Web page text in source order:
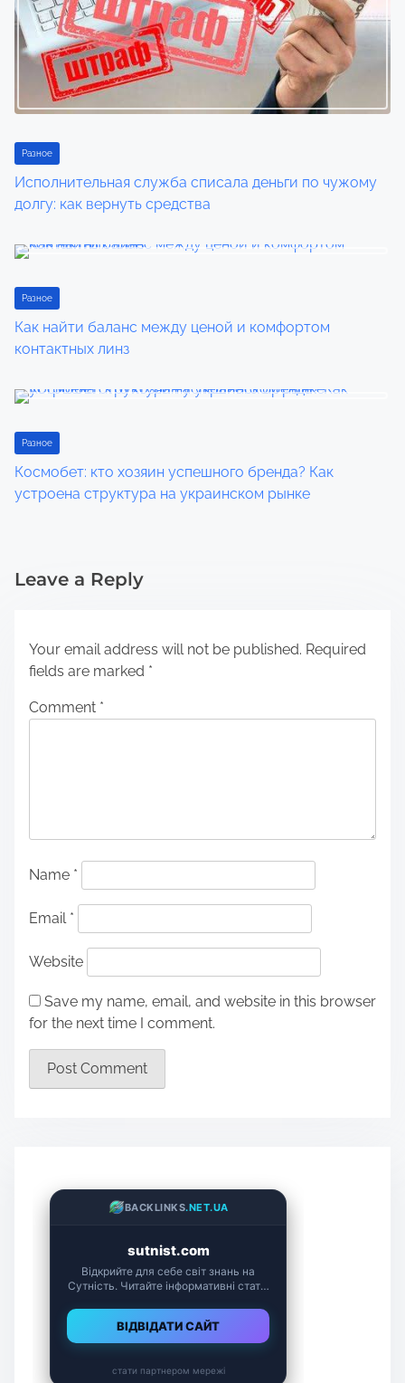
i
g
t
i
o
Разное
Исполнительная служба списала деньги по чужому
долгу: как вернуть средства
Разное
Как найти баланс между ценой и комфортом
контактных линз
Разное
Космобет: кто хозяин успешного бренда? Как
устроена структура на украинском рынке
Leave a Reply
Your email address will not be published. Required
fields are marked *
Comment *
Name *
Email *
Website
Save my name, email, and website in this browser
for the next time I comment.